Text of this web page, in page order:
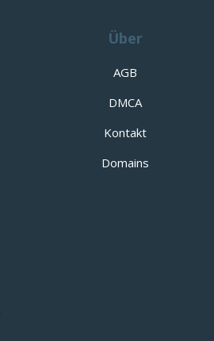
Über
AGB
DMCA
Kontakt
Domains